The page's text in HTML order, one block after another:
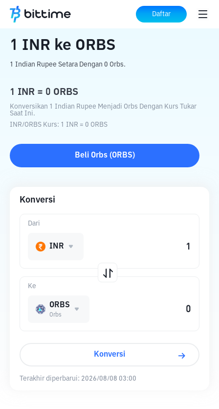
Daftar
Beranda Konverter Kripto ke ORBS
1 INR ke ORBS
1 Indian Rupee Setara Dengan 0 Orbs.
1 INR = 0 ORBS
Konversikan 1 Indian Rupee Menjadi Orbs Dengan Kurs Tukar
Saat Ini.
INR/ORBS Kurs: 1 INR = 0 ORBS
Beli Orbs(ORBS)
Konversi
Ke
ORBS
Orbs
Dari
INR
Konversi
Terakhir diperbarui: 2026/08/08 03:00